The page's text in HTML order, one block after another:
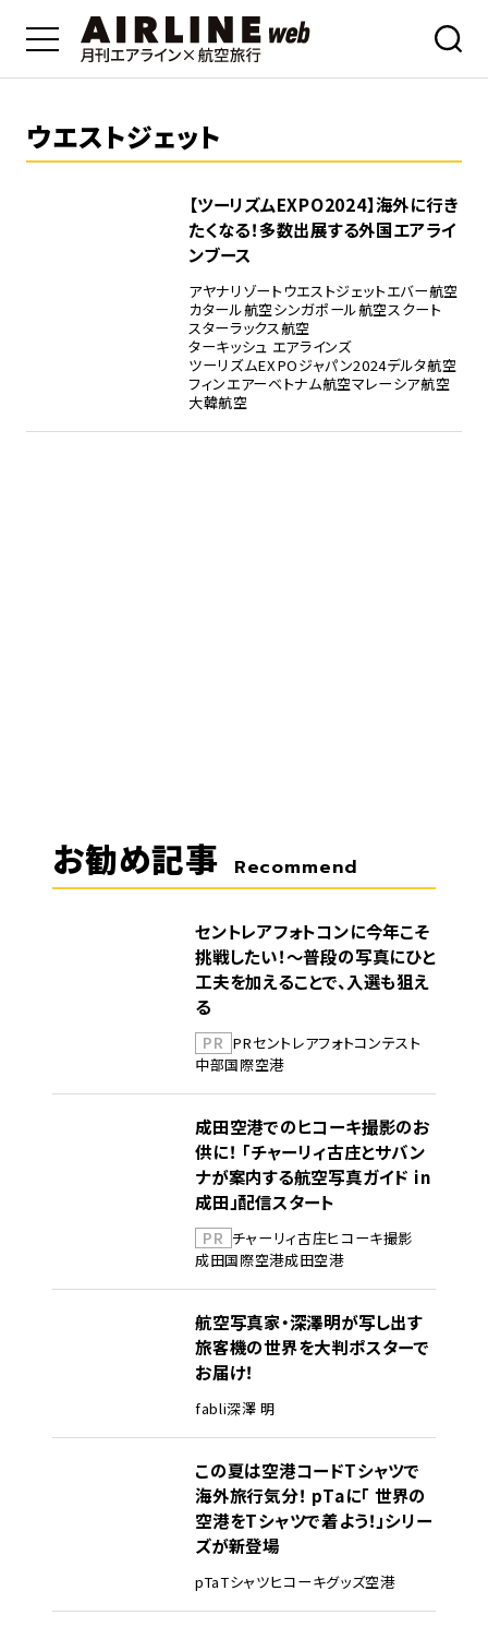
ウエストジェット
【ツーリズムEXPO2024】海外に行き
たくなる！多数出展する外国エアライ
ンブース
アヤナリゾート ウエストジェットエバー航空
カタール航空シンガポール航空スクート
スターラックス航空
ターキッシュ エアラインズ
ツーリズムEXPOジャパン2024デルタ航空
フィンエアーベトナム航空マレーシア航空
大韓航空
お勧め記事 Recommend
セントレアフォトコンに今年こそ
挑戦したい！～普段の写真にひと
工夫を加えることで、入選も狙え
る
PR PRセントレアフォトコンテスト
中部国際空港
成田空港でのヒコーキ撮影のお
供に！ 「チャーリィ古庄とサバン
ナが案内する航空写真ガイド in
成田」配信スタート
PR チャーリィ古庄ヒコーキ撮影
成田国際空港成田空港
航空写真家・深澤明が写し出す
旅客機の世界を大判ポスターで
お届け！
fabli深澤 明
この夏は空港コードTシャツで
海外旅行気分！ pTaに「 世界の
空港をTシャツで着よう！」シリー
ズが新登場
pTaTシャツヒコーキグッズ空港